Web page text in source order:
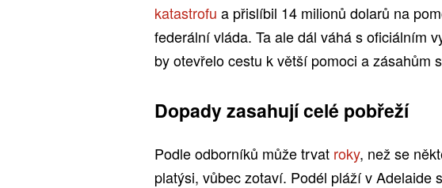
katastrofu a přislíbil 14 milionů dolarů na
federální vláda. Ta ale dál váhá s oficiálním
by otevřelo cestu k větší pomoci a zásahům
Dopady zasahují celé pobřeží
Podle odborníků může trvat roky, než se
platýsi, vůbec zotaví. Podél pláží v Adelaide